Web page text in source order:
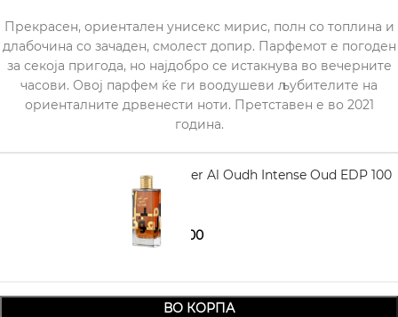
Прекрасен, ориентален унисекс мирис, полн со топлина и
длабочина со зачаден, смолест допир. Парфемот е погоден
за секоја пригода, но најдобро се истакнува во вечерните
часови. Овој парфем ќе ги воодушеви љубителите на
ориенталните дрвенести ноти. Претставен е во 2021
година.
LATTAFA Ameer Al Oudh Intense Oud EDP 100
2.230,001.460,00
ВО КОРПА